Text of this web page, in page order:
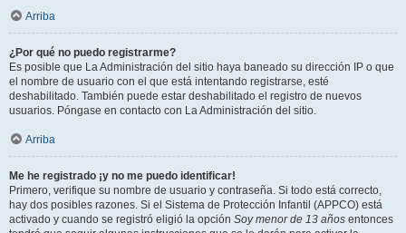
Arriba
¿Por qué no puedo registrarme?
Es posible que La Administración del sitio haya baneado su dirección IP o que
el nombre de usuario con el que está intentando registrarse, esté
deshabilitado. También puede estar deshabilitado el registro de nuevos
usuarios. Póngase en contacto con La Administración del sitio.
Arriba
Me he registrado ¡y no me puedo identificar!
Primero, verifique su nombre de usuario y contraseña. Si todo está correcto,
hay dos posibles razones. Si el Sistema de Protección Infantil (APPCO) está
activado y cuando se registró eligió la opción Soy menor de 13 años entonces